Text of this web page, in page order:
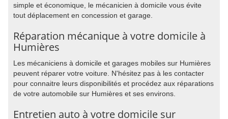
simple et économique, le mécanicien à domicile vous évite
tout déplacement en concession et garage.
Réparation mécanique à votre domicile à
Humières
Les mécaniciens à domicile et garages mobiles sur Humières
peuvent réparer votre voiture. N'hésitez pas à les contacter
pour connaitre leurs disponibilités et procédez aux réparations
de votre automobile sur Humières et ses environs.
Entretien auto à votre domicile sur